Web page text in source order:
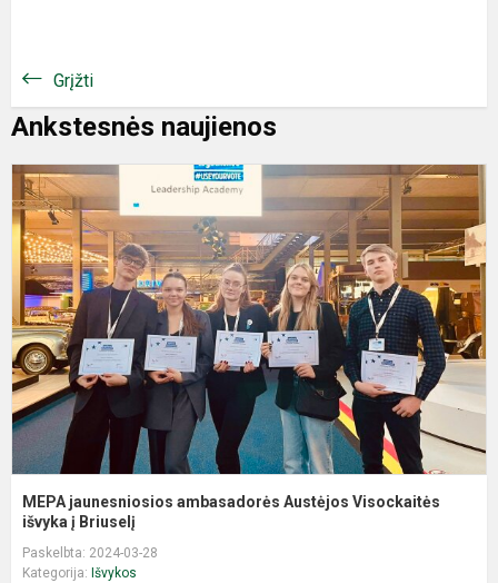
Grįžti
Ankstesnės naujienos
MEPA jaunesniosios ambasadorės Austėjos Visockaitės
išvyka į Briuselį
Paskelbta: 2024-03-28
Kategorija: Išvykos